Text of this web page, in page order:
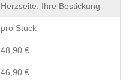
Herzseite: Ihre Bestickung
pro Stück
48,90 €
46,90 €